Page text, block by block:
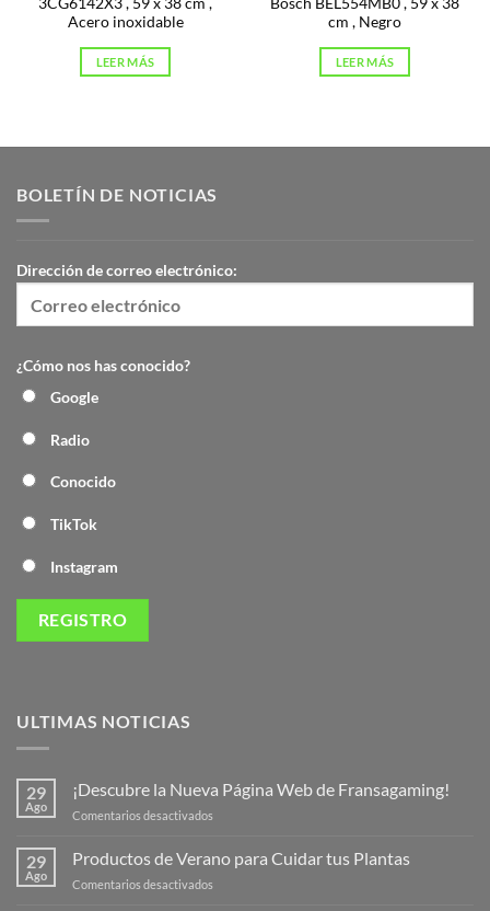
Acero inoxidable
LEER MÁS
cm , Negro
LEER MÁS
BOLETÍN DE NOTICIAS
Dirección de correo electrónico:
¿Cómo nos has conocido?
Google
Radio
Conocido
TikTok
Instagram
ULTIMAS NOTICIAS
29
Ago
¡Descubre la Nueva Página Web de Fransagaming!
Comentarios desactivados
Nueva
29
Ago
Productos de Verano para Cuidar tus Plantas
Comentarios desactivados